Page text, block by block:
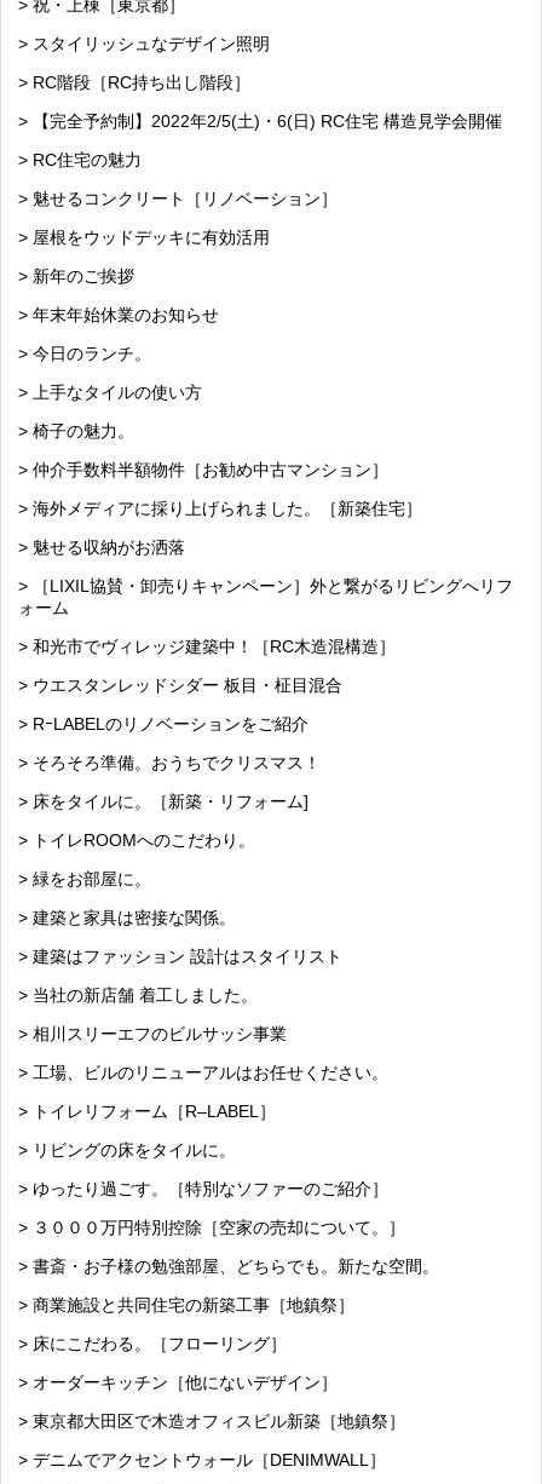
> 祝・上棟［東京都］
> スタイリッシュなデザイン照明
> RC階段［RC持ち出し階段］
> 【完全予約制】2022年2/5(土)・6(日) RC住宅 構造見学会開催
> RC住宅の魅力
> 魅せるコンクリート［リノベーション］
> 屋根をウッドデッキに有効活用
> 新年のご挨拶
> 年末年始休業のお知らせ
> 今日のランチ。
> 上手なタイルの使い方
> 椅子の魅力。
> 仲介手数料半額物件［お勧め中古マンション］
> 海外メディアに採り上げられました。［新築住宅］
> 魅せる収納がお洒落
> ［LIXIL協賛・卸売りキャンペーン］外と繋がるリビングへリフ
ォーム
> 和光市でヴィレッジ建築中！［RC木造混構造］
> ウエスタンレッドシダー 板目・柾目混合
> RｰLABELのリノベーションをご紹介
> そろそろ準備。おうちでクリスマス！
> 床をタイルに。［新築・リフォーム]
> トイレROOMへのこだわり。
> 緑をお部屋に。
> 建築と家具は密接な関係。
> 建築はファッション 設計はスタイリスト
> 当社の新店舗 着工しました。
> 相川スリーエフのビルサッシ事業
> 工場、ビルのリニューアルはお任せください。
> トイレリフォーム［R–LABEL］
> リビングの床をタイルに。
> ゆったり過ごす。［特別なソファーのご紹介］
> ３０００万円特別控除［空家の売却について。］
> 書斎・お子様の勉強部屋、どちらでも。新たな空間。
> 商業施設と共同住宅の新築工事［地鎮祭］
> 床にこだわる。［フローリング］
> オーダーキッチン［他にないデザイン］
> 東京都大田区で木造オフィスビル新築［地鎮祭］
> デニムでアクセントウォール［DENIMWALL］